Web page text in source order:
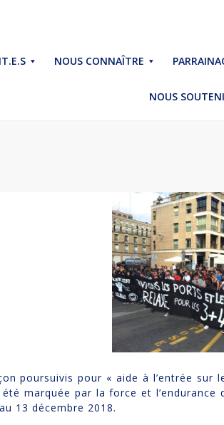
NOUS CONNAÎTRE
NOUS
poursuivis pour « aide à l’entrée
marquée par la force et
13 décembre 2018.